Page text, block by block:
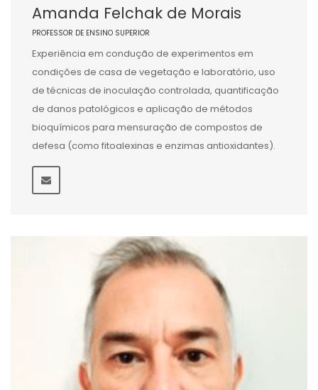
Amanda Felchak de Morais
PROFESSOR DE ENSINO SUPERIOR
Experiência em condução de experimentos em
condições de casa de vegetação e laboratório, uso
de técnicas de inoculação controlada, quantificação
de danos patológicos e aplicação de métodos
bioquímicos para mensuração de compostos de
defesa (como fitoalexinas e enzimas antioxidantes).